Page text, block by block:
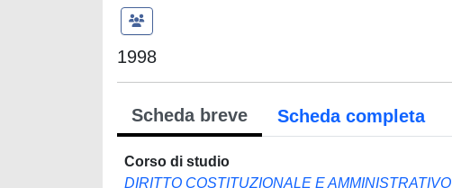
1998
Scheda breve Scheda completa
Corso di studio
DIRITTO COSTITUZIONALE E AMMINISTRATIVO